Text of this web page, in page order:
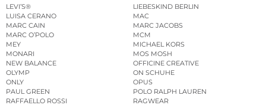
LEVI’S®
LIEBESKIND BERLIN
LUISA CERANO
MAC
MARC CAIN
MARC JACOBS
MARC O’POLO
MCM
MEY
MICHAEL KORS
MONARI
MOS MOSH
NEW BALANCE
OFFICINE CREATIVE
OLYMP
ON SCHUHE
ONLY
OPUS
PAUL GREEN
POLO RALPH LAUREN
RAFFAELLO ROSSI
RAGWEAR